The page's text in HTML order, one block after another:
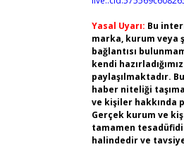
Yasal Uyarı: Bu
marka, kurum veya
bağlantısı
kendi
paylaşılmaktadır.
haber niteliği
ve kişiler hakkında
Gerçek kurum ve
tamamen
halindedir ve